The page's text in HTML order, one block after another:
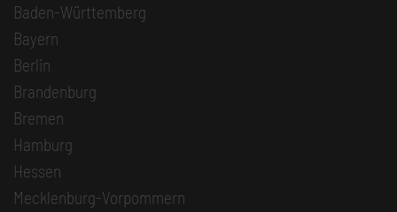
Baden-Württemberg
Bayern
Berlin
Brandenburg
Bremen
Hamburg
Hessen
Mecklenburg-Vorpommern